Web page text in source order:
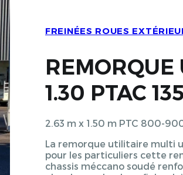
FREINÉES ROUES
REMORQUE
1.30 PTAC
2.63 m x 1.50 m PTC 800-
La remorque utilitaire multi
pour les particuliers cette
chassis méccano soudé